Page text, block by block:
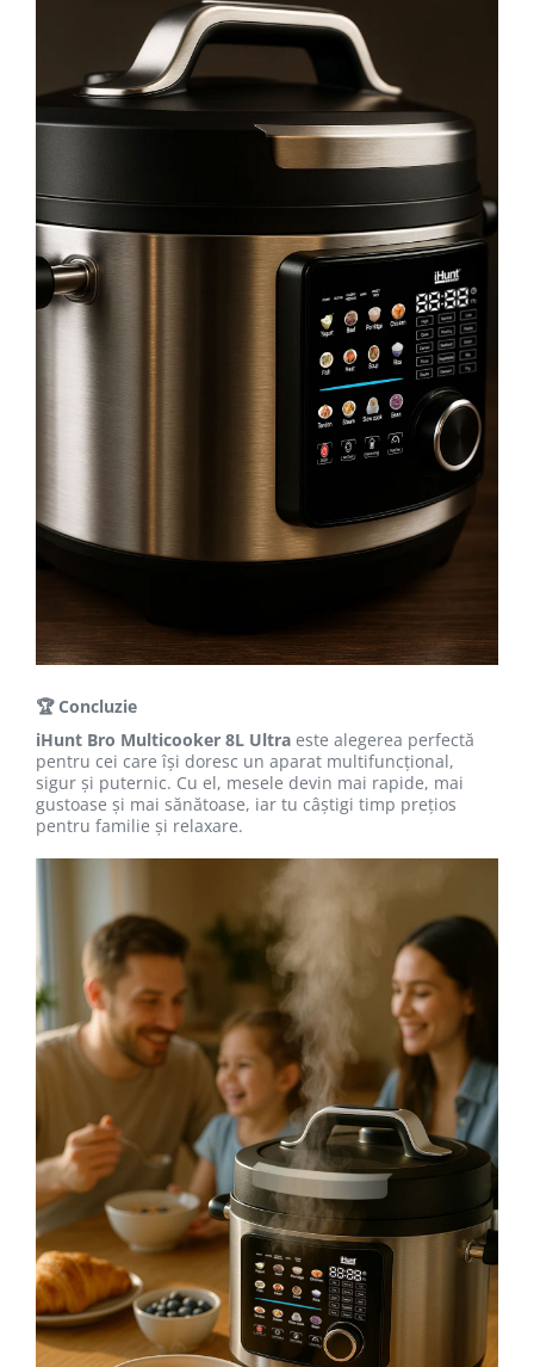
🏆 Concluzie
iHunt Bro Multicooker 8L Ultra este alegerea perfectă
pentru cei care își doresc un aparat multifuncțional,
sigur și puternic. Cu el, mesele devin mai rapide, mai
gustoase și mai sănătoase, iar tu câștigi timp prețios
pentru familie și relaxare.